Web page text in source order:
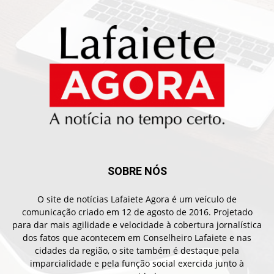
SOBRE NÓS
O site de notícias Lafaiete Agora é um veículo de
comunicação criado em 12 de agosto de 2016. Projetado
para dar mais agilidade e velocidade à cobertura jornalística
dos fatos que acontecem em Conselheiro Lafaiete e nas
cidades da região, o site também é destaque pela
imparcialidade e pela função social exercida junto à